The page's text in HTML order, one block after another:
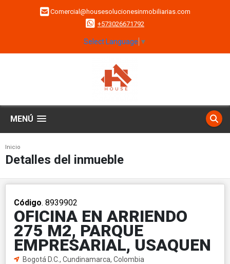
Comercial@housesolucionesinmobiliarias.com
+573026671792
Select Language ▼
MENÚ
Inicio
Detalles del inmueble
Código. 8939902
OFICINA EN ARRIENDO
275 M2, PARQUE
EMPRESARIAL, USAQUEN
Bogotá D.C., Cundinamarca, Colombia